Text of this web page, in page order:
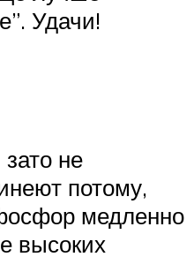
Удачи!
не
потому,
медленно
высоких